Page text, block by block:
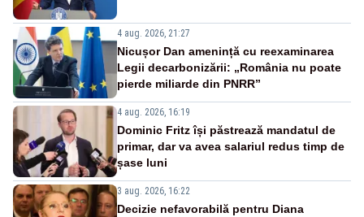
4 aug. 2026, 21:27
Nicușor Dan amenință cu reexaminarea
Legii decarbonizării: „România nu poate
pierde miliarde din PNRR”
4 aug. 2026, 16:19
Dominic Fritz își păstrează mandatul de
primar, dar va avea salariul redus timp de
șase luni
3 aug. 2026, 16:22
Decizie nefavorabilă pentru Diana